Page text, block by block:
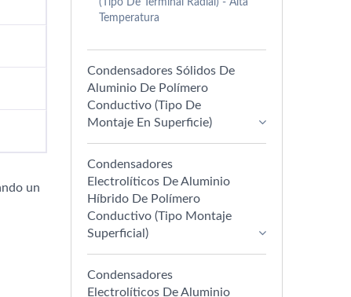
un
Temperatura
Condensadores Sólidos De
Aluminio De Polímero
Conductivo (Tipo De
Montaje En Superficie)
Condensadores
Electrolíticos De Aluminio
Híbrido De Polímero
Conductivo (Tipo Montaje
Superficial)
Condensadores
Electrolíticos De Aluminio